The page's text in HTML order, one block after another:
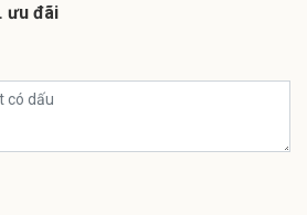
ưu đãi